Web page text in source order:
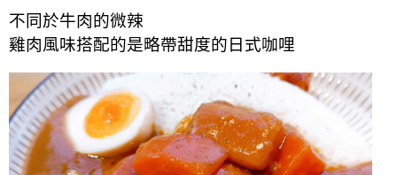
不同於牛肉的微辣
雞肉風味搭配的是略帶甜度的日式咖哩